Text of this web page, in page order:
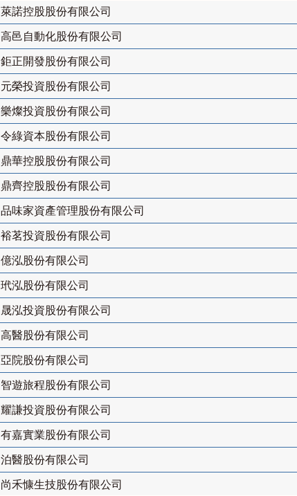
萊諾控股股份有限公司
高邑自動化股份有限公司
鉅正開發股份有限公司
元榮投資股份有限公司
樂燦投資股份有限公司
令綠資本股份有限公司
鼎華控股股份有限公司
鼎齊控股股份有限公司
品味家資產管理股份有限公司
裕茗投資股份有限公司
億泓股份有限公司
玳泓股份有限公司
晟泓投資股份有限公司
高醫股份有限公司
亞院股份有限公司
智遊旅程股份有限公司
耀謙投資股份有限公司
有嘉實業股份有限公司
泊醫股份有限公司
尚禾慷生技股份有限公司